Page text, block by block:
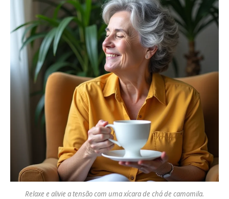
Relaxe e alivie a tensão com uma xícara de chá de camomila.